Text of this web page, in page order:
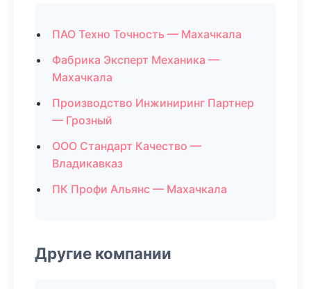
ПАО Техно Точность — Махачкала
Фабрика Эксперт Механика —
Махачкала
Производство Инжиниринг Партнер
— Грозный
ООО Стандарт Качество —
Владикавказ
ПК Профи Альянс — Махачкала
Другие компании